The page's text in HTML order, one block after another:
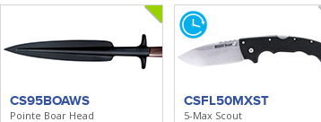
CS95BOAWS
Pointe Boar Head
CSFL50MXST
5-Max Scout